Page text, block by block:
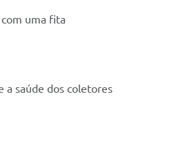
com uma fita
a saúde dos coletores